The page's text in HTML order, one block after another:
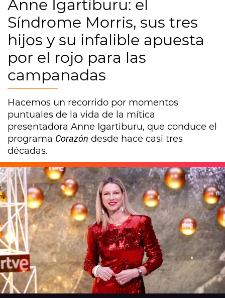
Anne Igartiburu: el
Síndrome Morris, sus tres
hijos y su infalible apuesta
por el rojo para las
campanadas
Hacemos un recorrido por momentos
puntuales de la vida de la mítica
presentadora Anne Igartiburu, que conduce el
programa Corazón desde hace casi tres
décadas.